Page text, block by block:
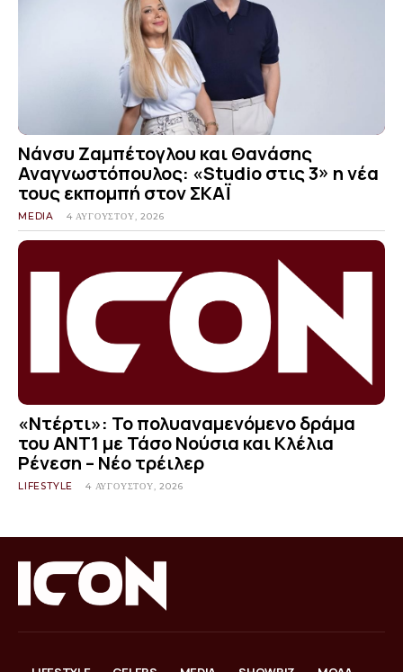
Νάνσυ Ζαμπέτογλου και Θανάσης
Αναγνωστόπουλος: «Studio στις 3» η νέα
τους εκπομπή στον ΣΚΑΪ
MEDIA 4 ΑΥΓΟΎΣΤΟΥ, 2026
«Ντέρτι»: Το πολυαναμενόμενο δράμα
του ΑΝΤ1 με Τάσο Νούσια και Κλέλια
Ρένεση – Νέο τρέιλερ
LIFESTYLE 4 ΑΥΓΟΎΣΤΟΥ, 2026